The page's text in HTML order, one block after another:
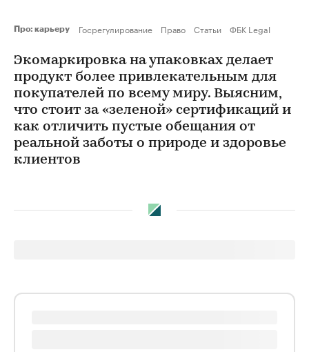
Про: карьеру Госрегулирование Право Статьи ФБК Legal
Экомаркировка на упаковках делает
продукт более привлекательным для
покупателей по всему миру. Выясним,
что стоит за «зеленой» сертификаций и
как отличить пустые обещания от
реальной заботы о природе и здоровье
клиентов